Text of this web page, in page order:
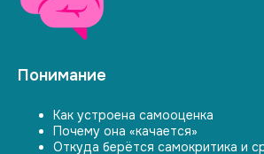
Понимание
Как устроена самооценка
Почему она «качается»
Откуда берётся самокритика и